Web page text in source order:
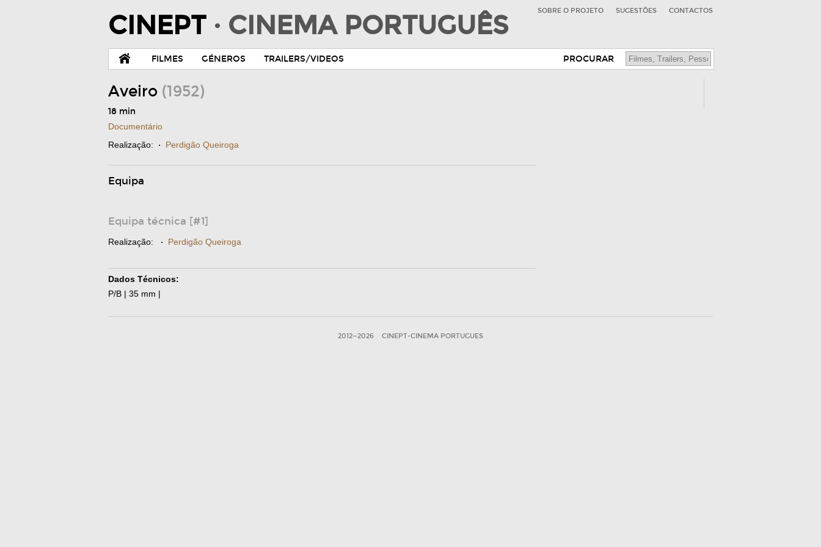
CINEPT · CINEMA PORTUGUÊS SOBRE O PROJETO SUGESTÕES CONTACTOS
FILMES GÉNEROS TRAILERS/VIDEOS PROCURAR
Aveiro (1952)
18 min
Documentário
Realização: · Perdigão Queiroga
Equipa
Equipa técnica [#1]
Realização: · Perdigão Queiroga
Dados Técnicos:
P/B | 35 mm |
2012—2026 CINEPT-CINEMA PORTUGUES